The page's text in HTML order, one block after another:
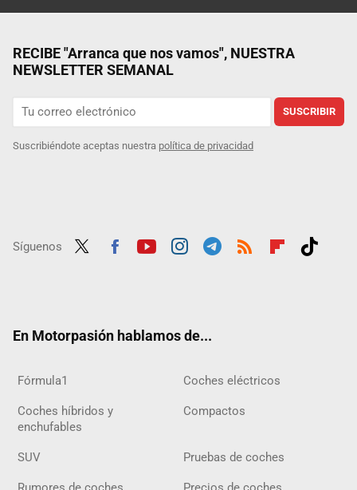
RECIBE "Arranca que nos vamos", NUESTRA
NEWSLETTER SEMANAL
SUSCRIBIR
Suscribiéndote aceptas nuestra política de privacidad
Síguenos
En Motorpasión hablamos de...
Fórmula1 Coches eléctricos
Coches híbridos y
enchufables
Compactos
SUV Pruebas de coches